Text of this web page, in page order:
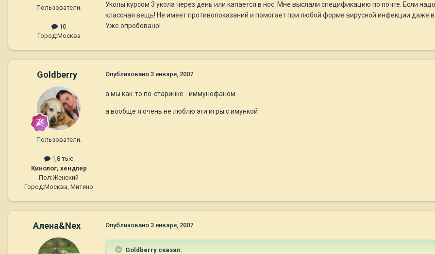
Пользователи.
10
Город:Москва
Уколы курсом 3 укола через день или капается в нос. Мне выслали спецификацию по почте. Если
классная вещь! Не имеет противопоказаний и помогает при любой форме вирусной инфекции даже
Уже опробовано!
Goldberry
Пользователи.
1,8 тыс
Кинолог, хендлер
Пол:Женский
Город:Москва, Митино
Опубликовано 3 января, 2007
а мы как-то по-старинке - иммунофаном...
а вообще я очень не люблю эти игры с имункой
Алена&Nex Опубликовано 3 января, 2007
Goldberry сказал: